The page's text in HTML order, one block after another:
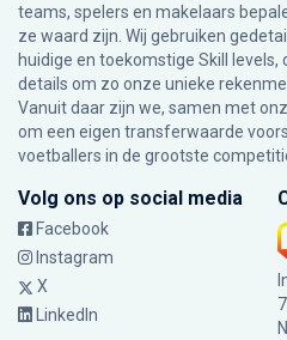
teams, spelers en makelaars
ze waard zijn. Wij gebruiken
huidige en toekomstige Skill
details om zo onze unieke
Vanuit daar zijn we, samen met
om een eigen transferwaarde
voetballers in de grootste
Volg ons op social media
Facebook
Instagram
X
LinkedIn